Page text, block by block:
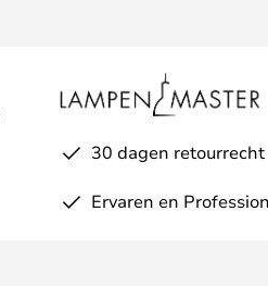
30 dagen retourrecht
Ervaren en